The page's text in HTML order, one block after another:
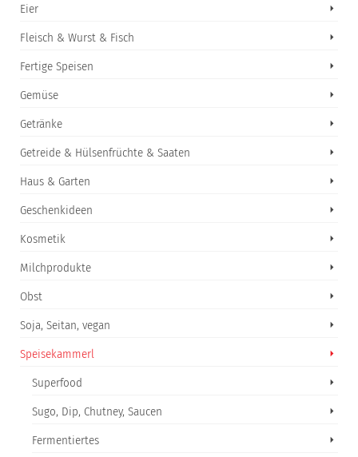
Eier
Fleisch & Wurst & Fisch
Fertige Speisen
Gemüse
Getränke
Getreide & Hülsenfrüchte & Saaten
Haus & Garten
Geschenkideen
Kosmetik
Milchprodukte
Obst
Soja, Seitan, vegan
Speisekammerl
Superfood
Sugo, Dip, Chutney, Saucen
Fermentiertes